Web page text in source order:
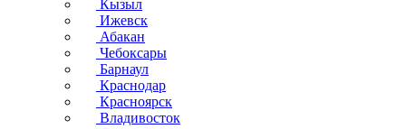
Кызыл
Ижевск
Абакан
Чебоксары
Барнаул
Краснодар
Красноярск
Владивосток